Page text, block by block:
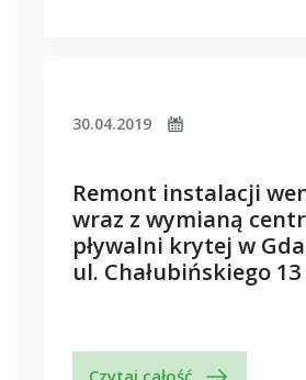
30.04.2019
Remont instalacji
wraz z wymianą
pływalni krytej w
ul. Chałubińskiego 13
Czytaj całość